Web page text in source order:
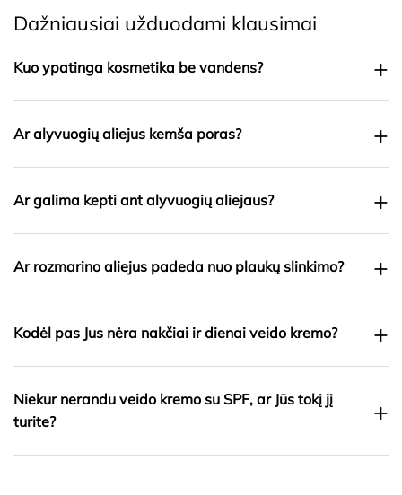
Dažniausiai užduodami klausimai
Kuo ypatinga kosmetika be vandens? +
Ar alyvuogių aliejus kemša poras? +
Ar galima kepti ant alyvuogių aliejaus? +
Ar rozmarino aliejus padeda nuo plaukų slinkimo? +
Kodėl pas Jus nėra nakčiai ir dienai veido kremo? +
Niekur nerandu veido kremo su SPF, ar Jūs tokį jį
turite?
+